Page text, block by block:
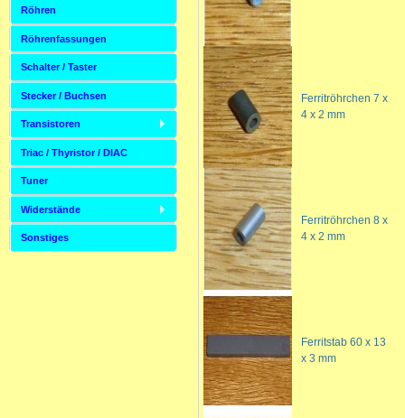
Ferritröhrchen 7 x
4 x 2 mm
Ferritröhrchen 8 x
4 x 2 mm
Ferritstab 60 x 13
x 3 mm
Röhren
Röhrenfassungen
Schalter / Taster
Stecker / Buchsen
Transistoren
Triac / Thyristor / DIAC
Tuner
Widerstände
Sonstiges